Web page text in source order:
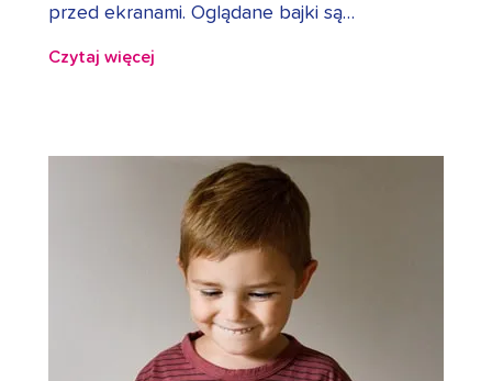
przed ekranami. Oglądane bajki są…
Czytaj więcej